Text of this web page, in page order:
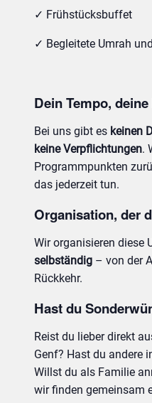
✓ Frühstücksbuffet
✓ Begleitete Umrah
Dein Tempo,
Bei uns gibt es keinen
keine Verpflichtungen.
Programmpunkten
das jederzeit tun.
Organisation, der
Wir organisieren diese
selbständig – von der
Rückkehr.
Hast du
Reist du lieber direkt
Genf? Hast du andere
Willst du als Familie
wir finden gemeinsam